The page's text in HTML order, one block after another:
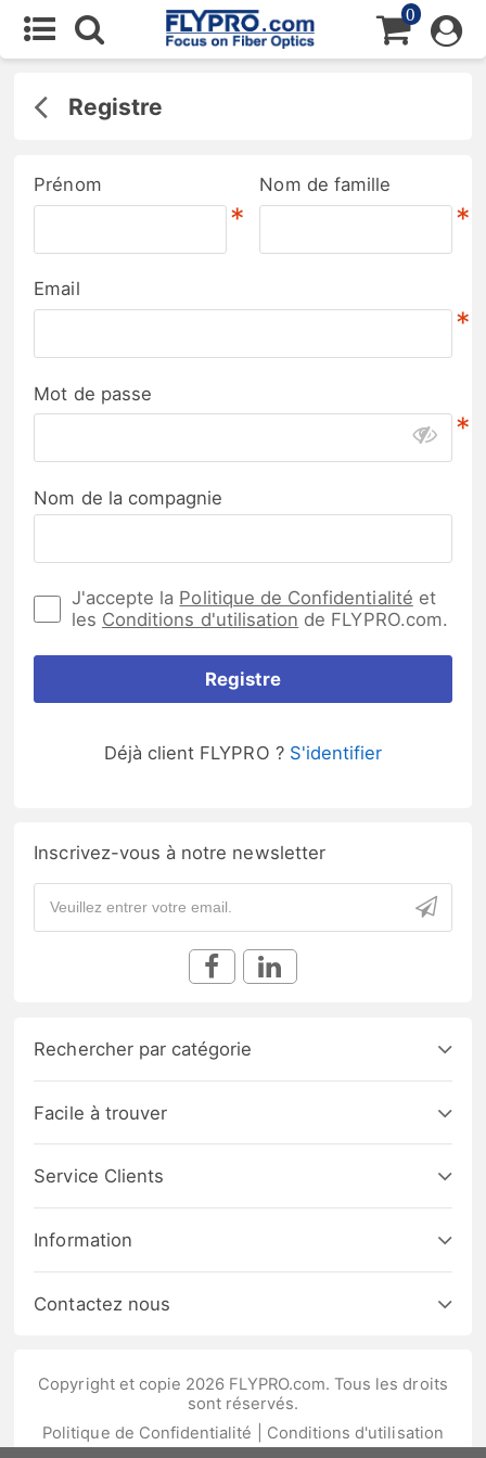
0
Registre
Prénom
*
Nom de famille
*
Email
*
Mot de passe
*
Nom de la compagnie
J'accepte la Politique de Confidentialité et
les Conditions d'utilisation de FLYPRO.com.
Registre
Déjà client FLYPRO ? S'identifier
Inscrivez-vous à notre newsletter
Rechercher par catégorie
Facile à trouver
Service Clients
Information
Contactez nous
Copyright et copie 2026 FLYPRO.com. Tous les droits
sont réservés.
Politique de Confidentialité
Conditions d'utilisation